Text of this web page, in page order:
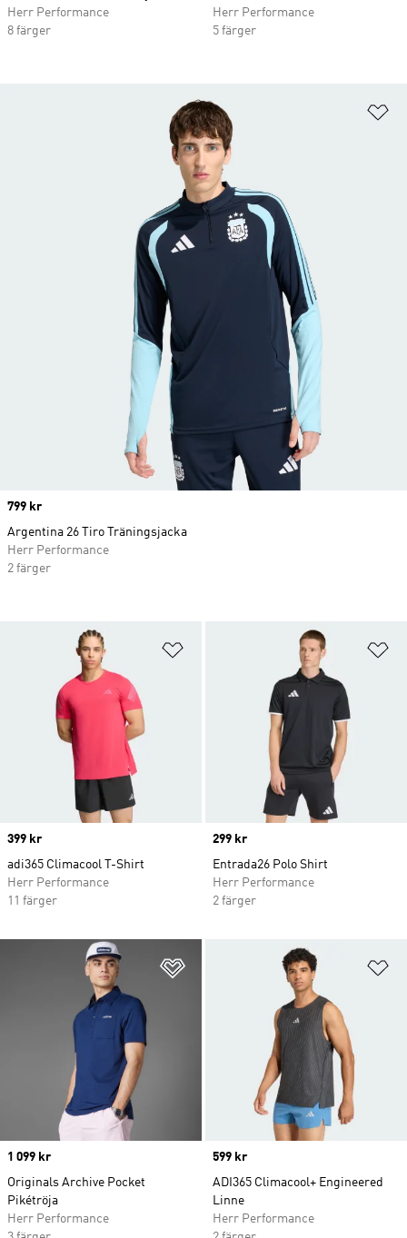
Herr Performance
8 färger
Herr Performance
5 färger
Lägg till på önskelistan
Price
399 kr
adi365 Climacool T-Shirt
Herr Performance
11 färger
Price
299 kr
Entrada26 Polo Shirt
Herr Performance
2 färger
Lägg till på önskelistan
Price
1 099 kr
Originals Archive Pocket
Pikétröja
Herr Performance
Price
599 kr
ADI365 Climacool+ Engineered
Linne
Herr Performance
Price
799 kr
Argentina 26 Tiro Träningsjacka
Herr Performance
2 färger